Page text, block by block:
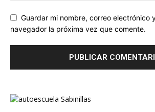
Guardar mi nombre, correo electrónico
navegador la próxima vez que comente.